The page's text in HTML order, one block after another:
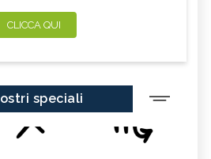
CLICCA QUI
speciali